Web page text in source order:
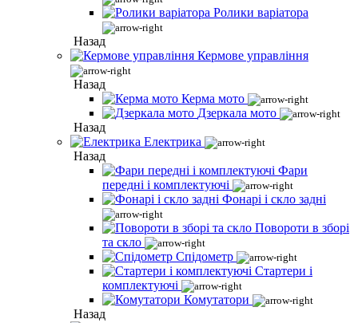
Ролики варіатора
Назад
Кермове управління
Назад
Керма мото
Дзеркала мото
Назад
Електрика
Назад
Фари
передні і комплектуючі
Фонарі і скло задні
Повороти в зборі
та скло
Спідометр
Стартери і
комплектуючі
Комутатори
Назад